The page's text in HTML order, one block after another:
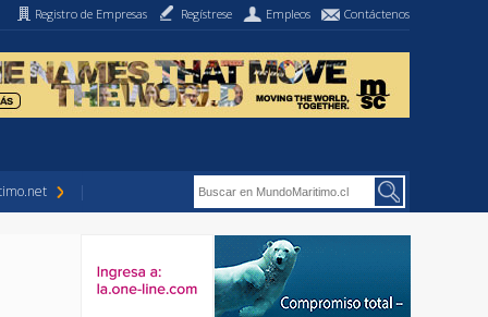
Registro de Empresas Regístrese Empleos Contáctenos